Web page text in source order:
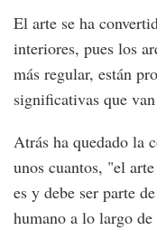
El arte se ha
interiores, pues los
más regular, están
significativas que
Atrás ha quedado la
unos cuantos, "el
es y debe ser parte
humano a lo largo